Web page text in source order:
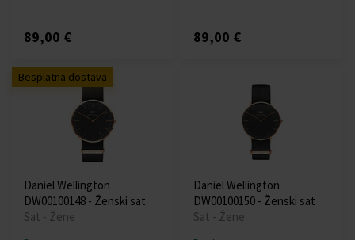
89,00 € 89,00 €
Besplatna dostava
Daniel Wellington
DW00100148 - Ženski sat
Sat - Žene
Daniel Wellington
DW00100150 - Ženski sat
Sat - Žene